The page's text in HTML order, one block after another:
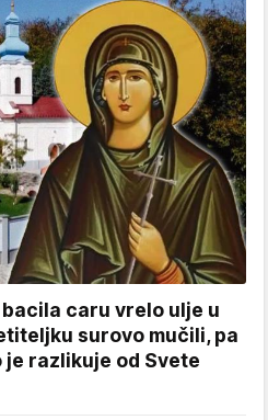
caru vrelo ulje u
surovo mučili, pa
razlikuje od Svete